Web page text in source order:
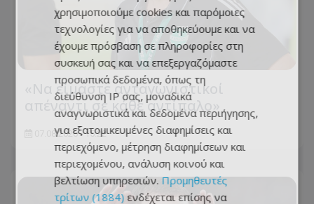
«Να είμαστε ανταγωνιστικοί
απέναντι σε κάθε αντίπαλο»
07.08.2026 - 15:22
χρησιμοποιούμε cookies και παρόμοιες
τεχνολογίες για να αποθηκεύουμε και να
έχουμε πρόσβαση σε πληροφορίες στη
συσκευή σας και να επεξεργαζόμαστε
προσωπικά δεδομένα, όπως τη
διεύθυνση IP σας, μοναδικά
αναγνωριστικά και δεδομένα περιήγησης,
για εξατομικευμένες διαφημίσεις και
περιεχόμενο, μέτρηση διαφημίσεων και
περιεχομένου, ανάλυση κοινού και
βελτίωση υπηρεσιών.Προμηθευτές
τρίτων (1884) ενδέχεται επίσης να